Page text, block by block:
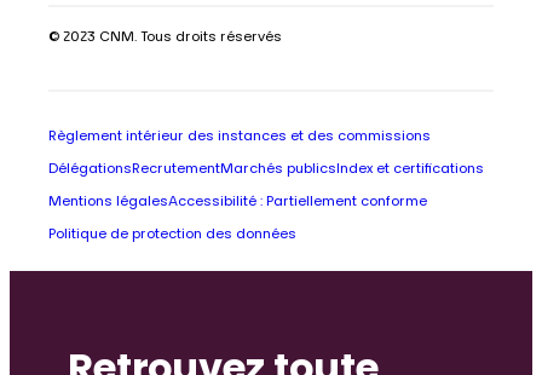
© 2023 CNM. Tous droits réservés
Règlement intérieur des instances et des commissions
Délégations RecrutementMarchés publics Index et certifications
Mentions légalesAccessibilité : Partiellement conforme
Politique de protection des données